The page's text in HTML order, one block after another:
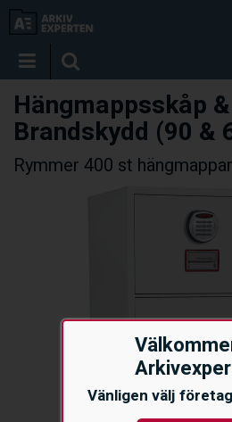
Vänligen välj
Hängmappsskåp
Brandskydd (90 &
Rymmer 400 st hängmappar